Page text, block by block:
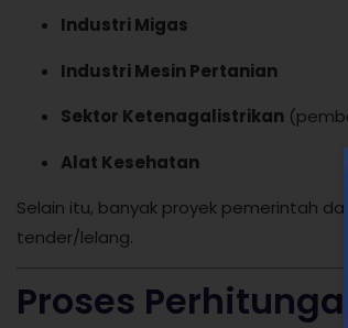
Industri Migas
Industri Mesin Pertanian
Sektor Ketenagalistrikan
Alat Kesehatan
Selain itu, banyak proyek pemerintah
tender/lelang.
Proses